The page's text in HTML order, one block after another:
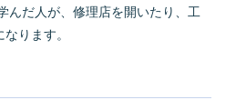
んだ人が、修理店を開いたり、工
ります。